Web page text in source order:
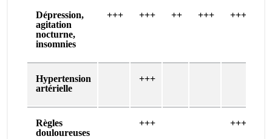
Dépression,
agitation
nocturne,
insomnies
+++ +++ ++ +++ +++
Hypertension
artérielle
+++
Règles
douloureuses
+++ +++